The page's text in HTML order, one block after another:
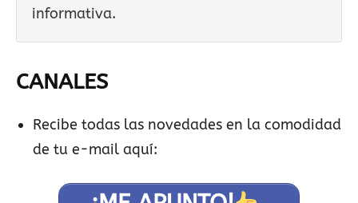
informativa.
CANALES
Recibe todas las novedades en la comodidad
de tu e-mail aquí: